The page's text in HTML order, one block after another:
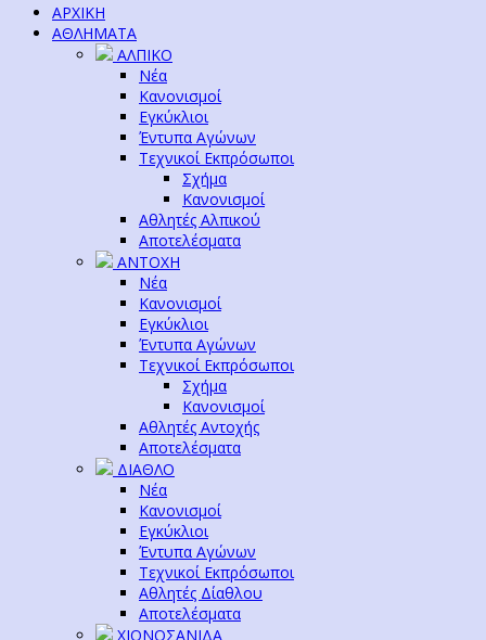
ΑΡΧΙΚΗ
ΑΘΛΗΜΑΤΑ
ΑΛΠΙΚΟ
Νέα
Κανονισμοί
Εγκύκλιοι
Έντυπα Αγώνων
Τεχνικοί Εκπρόσωποι
Σχήμα
Κανονισμοί
Αθλητές Αλπικού
Αποτελέσματα
ΑΝΤΟΧΗ
Νέα
Κανονισμοί
Εγκύκλιοι
Έντυπα Αγώνων
Τεχνικοί Εκπρόσωποι
Σχήμα
Κανονισμοί
Αθλητές Αντοχής
Αποτελέσματα
ΔΙΑΘΛΟ
Νέα
Κανονισμοί
Εγκύκλιοι
Έντυπα Αγώνων
Τεχνικοί Εκπρόσωποι
Αθλητές Δίαθλου
Αποτελέσματα
ΧΙΟΝΟΣΑΝΙΔΑ